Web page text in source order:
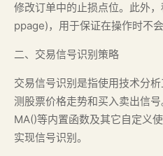
修改订单中的止损点位。此外
ppage)，用于保证在操作时不
二、交易信号识别策略
交易信号识别是指使用技术分
测股票价格走势和买入卖出信号
MA()等内置函数及其它自定义
实现信号识别。